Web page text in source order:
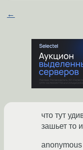
←
что тут
зашьет то
anonymous